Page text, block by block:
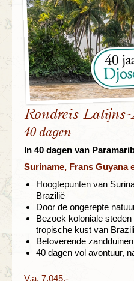
Rondreis
40 dagen
In 40 dagen van
Suriname, Frans Guyana
Hoogtepunten van
Brazilië
Door de ongerepte
Bezoek koloniale
tropische kust van
Betoverende zandduinen
40 dagen vol avontuur,
V.a. 7.045,-